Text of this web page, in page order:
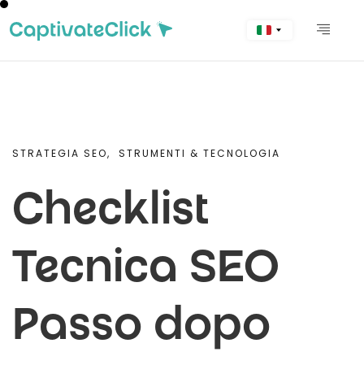
STRATEGIA SEO, STRUMENTI & TECNOLOGIA
Checklist
Tecnica SEO
Passo dopo